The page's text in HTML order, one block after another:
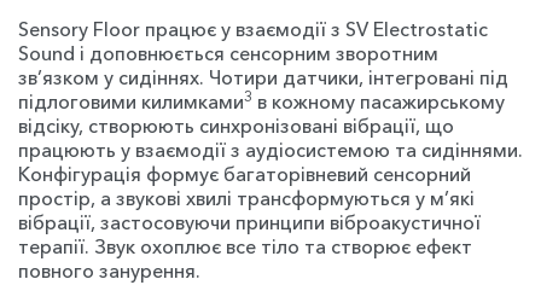
Sensory Floor працює у взаємодії з SV Electrostatic
Sound і доповнюється сенсорним зворотним
зв’язком у сидіннях. Чотири датчики, інтегровані під
підлоговими килимками3 в кожному пасажирському
відсіку, створюють синхронізовані вібрації, що
працюють у взаємодії з аудіосистемою та сидіннями.
Конфігурація формує багаторівневий сенсорний
простір, а звукові хвилі трансформуються у м’які
вібрації, застосовуючи принципи віброакустичної
терапії. Звук охоплює все тіло та створює ефект
повного занурення.